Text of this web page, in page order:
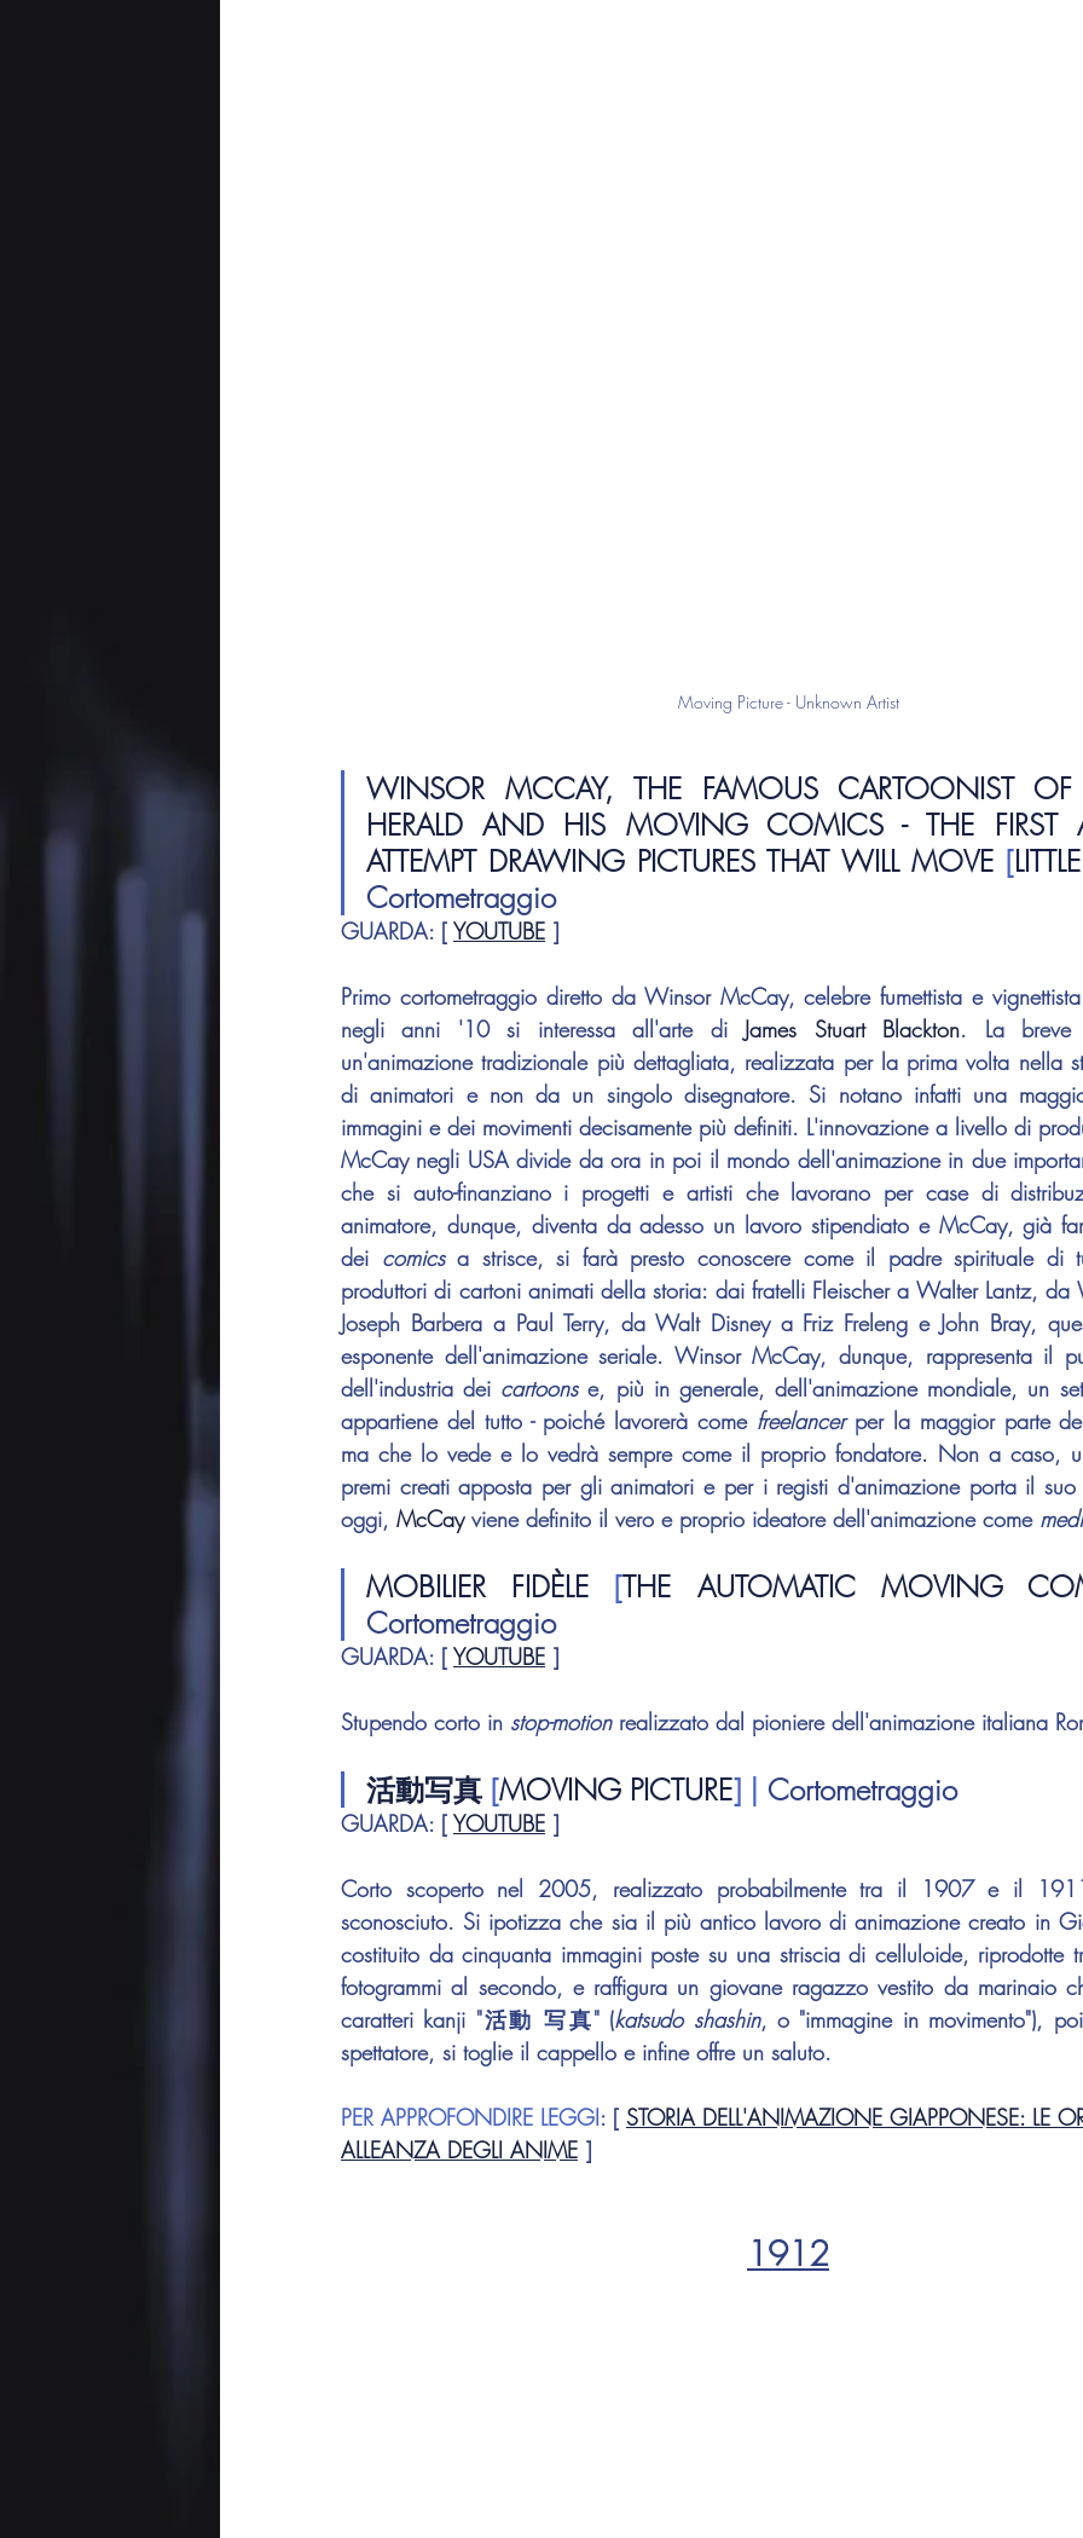
Moving Picture - Unknown Artist
WINSOR MCCAY, THE FAMOUS CARTOONIST
HERALD AND HIS MOVING COMICS - THE FIRST
ATTEMPT DRAWING PICTURES THAT WILL MOVE [
Cortometraggio
GUARDA: [ YOUTUBE ]
Primo cortometraggio diretto da Winsor McCay, celebre fumettista e
negli anni '10 si interessa all'arte di James Stuart Blackton. La breve
un'animazione tradizionale più dettagliata, realizzata per la prima volta nella
di animatori e non da un singolo disegnatore. Si notano infatti una
McCay negli USA divide da ora in poi il mondo dell'animazione in due
che si auto-finanziano i progetti e artisti che lavorano per case di
animatore, dunque, diventa da adesso un lavoro stipendiato e McCay, già
dei comics a strisce, si farà presto conoscere come il padre spirituale di
produttori di cartoni animati della storia: dai fratelli Fleischer a Walter Lantz, da
Joseph Barbera a Paul Terry, da Walt Disney a Friz Freleng e John Bray,
esponente dell'animazione seriale. Winsor McCay, dunque, rappresenta il
dell'industria dei cartoons e, più in generale, dell'animazione mondiale, un
appartiene del tutto - poiché lavorerà come freelancer per la maggior parte
ma che lo vede e lo vedrà sempre come il proprio fondatore. Non a caso,
premi creati apposta per gli animatori e per i registi d'animazione porta il
oggi, McCay viene definito il vero e proprio ideatore dell'animazione come
MOBILIER FIDÈLE [THE AUTOMATIC MOVING
Cortometraggio
GUARDA: [ YOUTUBE ]
Stupendo corto in stop-motion realizzato dal pioniere dell'animazione italiana
活動写真 [MOVING PICTURE] | Cortometraggio
GUARDA: [ YOUTUBE ]
Corto scoperto nel 2005, realizzato probabilmente tra il 1907 e il
sconosciuto. Si ipotizza che sia il più antico lavoro di animazione creato in
costituito da cinquanta immagini poste su una striscia di celluloide, riprodotte
fotogrammi al secondo, e raffigura un giovane ragazzo vestito da marinaio
caratteri kanji "活動 写真" (katsudo shashin, o "immagine in movimento"),
spettatore, si toglie il cappello e infine offre un saluto.
PER APPROFONDIRE LEGGI: [ STORIA DELL'ANIMAZIONE GIAPPONESE: LE
ALLEANZA DEGLI ANIME ]
1912